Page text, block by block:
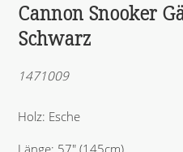
Cannon Snooker
Schwarz
1471009
Holz: Esche